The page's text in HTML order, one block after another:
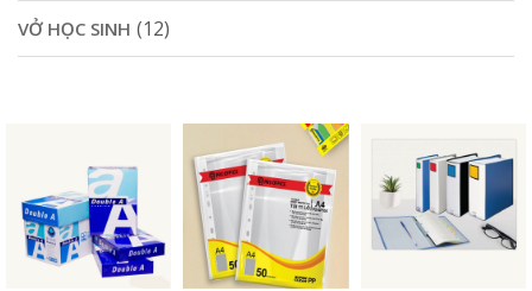
VỞ HỌC SINH (12)